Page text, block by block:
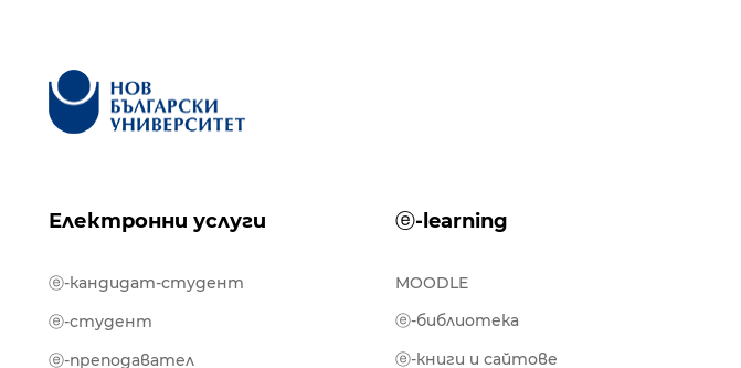
Електронни услуги ⓔ-learning
ⓔ-кандидат-студент
ⓔ-студент
ⓔ-преподавател
MOODLE
ⓔ-библиотека
ⓔ-книги и сайтове